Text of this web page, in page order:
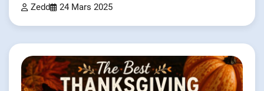
Zedd 24 Mars 2025